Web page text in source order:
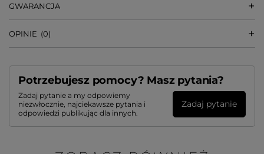
GWARANCJA
OPINIE (0)
Potrzebujesz pomocy? Masz pytania?
Zadaj pytanie a my odpowiemy
niezwłocznie, najciekawsze pytania i
odpowiedzi publikując dla innych.
Zadaj pytanie